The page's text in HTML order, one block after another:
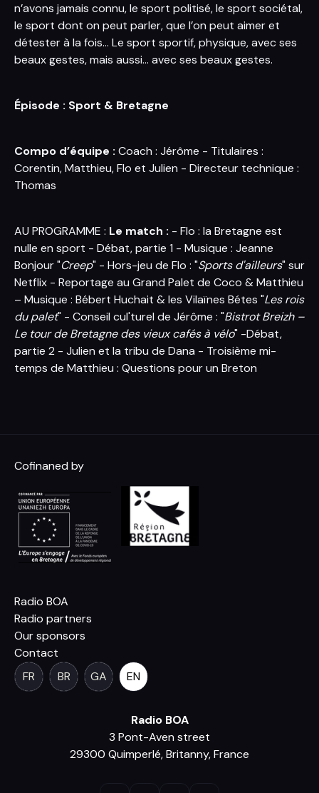
n’avons jamais connu, le sport politisé, le sport sociétal,
le sport dont on peut parler, que l’on peut aimer et
détester à la fois… Le sport sportif, physique, avec ses
beaux gestes, mais aussi… avec ses beaux gestes.
Épisode : Sport & Bretagne
Compo d’équipe : Coach : Jérôme - Titulaires :
Corentin, Matthieu, Flo et Julien - Directeur technique :
Thomas
AU PROGRAMME : Le match : - Flo : la Bretagne est
nulle en sport - Débat, partie 1 - Musique : Jeanne
Bonjour "Creep" - Hors-jeu de Flo : "Sports d'ailleurs" sur
Netflix - Reportage au Grand Palet de Coco & Matthieu
– Musique : Bébert Huchait & les Vilaïnes Bétes "Les rois
du palet" - Conseil cul'turel de Jérôme : "Bistrot Breizh –
Le tour de Bretagne des vieux cafés à vélo" -Débat,
partie 2 - Julien et la tribu de Dana - Troisième mi-
temps de Matthieu : Questions pour un Breton
Cofinaned by
Radio BOA
Radio partners
Our sponsors
Contact
FR
BR GA EN
Radio BOA
3 Pont-Aven street
29300 Quimperlé, Britanny, France